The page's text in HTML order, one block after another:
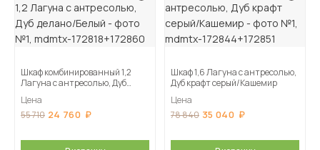
Шкаф комбинированный 1,2
Лагуна с антресолью, Дуб
Цена
55 710 24 760
Шкаф 1,6 Лагуна с антресолью,
Дуб крафт серый/Кашемир
Цена
78 840 35 040